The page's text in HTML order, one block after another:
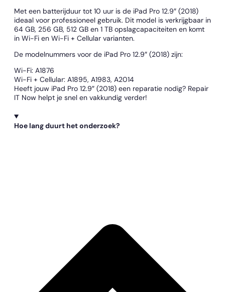
Met een batterijduur tot 10 uur is de iPad Pro 12.9″ (2018)
ideaal voor professioneel gebruik. Dit model is verkrijgbaar in
64 GB, 256 GB, 512 GB en 1 TB opslagcapaciteiten en komt
in Wi-Fi en Wi-Fi + Cellular varianten.
De modelnummers voor de iPad Pro 12.9″ (2018) zijn:
Wi-Fi: A1876
Wi-Fi + Cellular: A1895, A1983, A2014
Heeft jouw iPad Pro 12.9″ (2018) een reparatie nodig? Repair
IT Now helpt je snel en vakkundig verder!
Hoe lang duurt het onderzoek?